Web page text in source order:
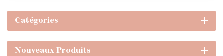
Catégories
Nouveaux Produits